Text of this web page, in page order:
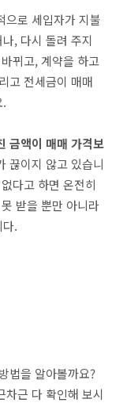
으로 세입자가 지불
, 다시 돌려 주지
뀌고, 계약을 하고
고 전세금이 매매
.
금액이 매매 가격보
끊이지 않고 있습니
다고 하면 온전히
받을 뿐만 아니라
.
법을 알아볼까요?
차근 다 확인해 보시